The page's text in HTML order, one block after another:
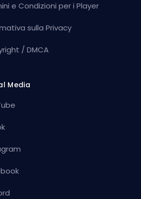
e Condizioni per i Player
sulla Privacy
/ DMCA
Media